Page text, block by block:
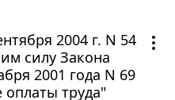
2004 г. N 54
силу Закона
2001 года N 69
труда"